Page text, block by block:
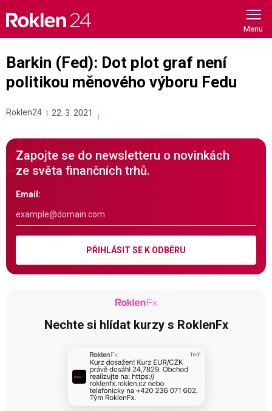
content
Barkin (Fed): Dot plot graf není
politikou měnového výboru Fedu
Roklen24 22. 3. 2021
Zapojte se do newsletteru o novinkách
ze světa finančních trhů.
Email:
PŘIHLÁSIT SE K ODBĚRU
Nechte si hlídat kurzy s RoklenFx